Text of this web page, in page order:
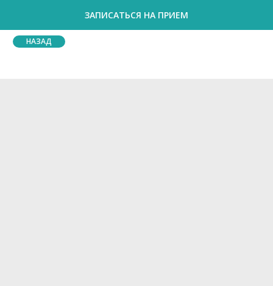
ЗАПИСАТЬСЯ НА ПРИЕМ
НАЗАД